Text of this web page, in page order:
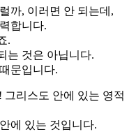
까, 이러면 안 되는데,
합니다.
.
는 것은 아닙니다.
문입니다.
그리스도 안에 있는 영적
에 있는 것입니다.